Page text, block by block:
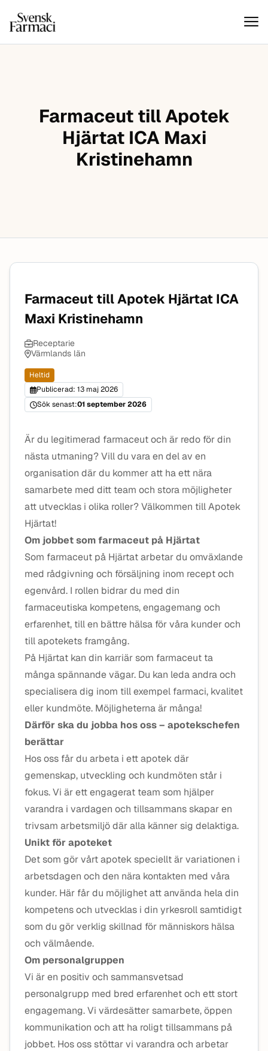
Hoppa till innehåll
Svensk farmaci
Farmaceut till Apotek
Hjärtat ICA Maxi
Kristinehamn
Farmaceut till Apotek Hjärtat ICA
Maxi Kristinehamn
Receptarie
Värmlands län
Heltid
Publicerad: 13 maj 2026
Sök senast:01 september 2026
Är du legitimerad farmaceut och är redo för din
nästa utmaning? Vill du vara en del av en
organisation där du kommer att ha ett nära
samarbete med ditt team och stora möjligheter
att utvecklas i olika roller? Välkommen till Apotek
Hjärtat!
Om jobbet som farmaceut på Hjärtat
Som farmaceut på Hjärtat arbetar du omväxlande
med rådgivning och försäljning inom recept och
egenvård. I rollen bidrar du med din
farmaceutiska kompetens, engagemang och
erfarenhet, till en bättre hälsa för våra kunder och
till apotekets framgång.
På Hjärtat kan din karriär som farmaceut ta
många spännande vägar. Du kan leda andra och
specialisera dig inom till exempel farmaci, kvalitet
eller kundmöte. Möjligheterna är många!
Därför ska du jobba hos oss – apotekschefen
berättar
Hos oss får du arbeta i ett apotek där
gemenskap, utveckling och kundmöten står i
fokus. Vi är ett engagerat team som hjälper
varandra i vardagen och tillsammans skapar en
trivsam arbetsmiljö där alla känner sig delaktiga.
Unikt för apoteket
Det som gör vårt apotek speciellt är variationen i
arbetsdagen och den nära kontakten med våra
kunder. Här får du möjlighet att använda hela din
kompetens och utvecklas i din yrkesroll samtidigt
som du gör verklig skillnad för människors hälsa
och välmående.
Om personalgruppen
Vi är en positiv och sammansvetsad
personalgrupp med bred erfarenhet och ett stort
engagemang. Vi värdesätter samarbete, öppen
kommunikation och att ha roligt tillsammans på
jobbet. Hos oss stöttar vi varandra och arbetar